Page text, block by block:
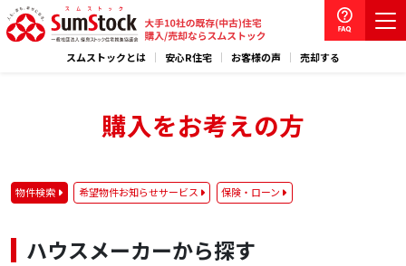
スムストックとは 安心R住宅 お客様の声 売却する
購入をお考えの方
物件検索 希望物件お知らせサービス 保険・ローン
ハウスメーカーから探す